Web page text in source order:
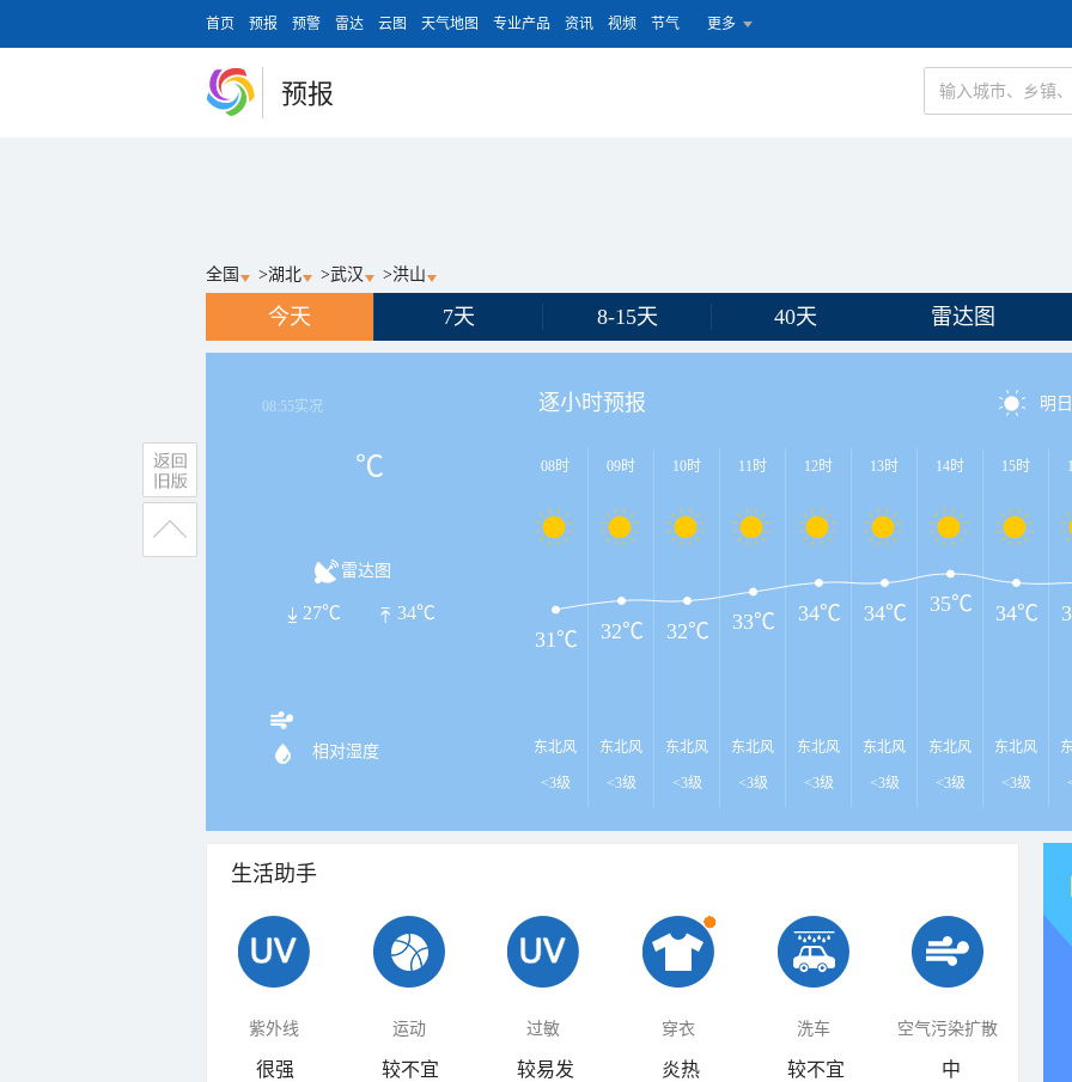
首页 预报 预警 雷达 云图 天气地图 专业产品 资讯 视频 节气 更多
预报
全国 >湖北 >武汉 >洪山
今天 7天 8-15天 40天 雷达图
08:55实况
℃
雷达图
34℃
27℃
相对湿度
逐小时预报 明
08时
东北风
<3级
09时
东北风
<3级
10时
东北风
<3级
11时
东北风
<3级
12时
东北风
<3级
13时
东北风
<3级
14时
东北风
<3级
15时
东北风
<3级
31℃ 32℃ 32℃ 33℃ 34℃ 34℃ 35℃ 34℃
生活助手
紫外线 运动 过敏 穿衣 洗车 空气污染扩散
很强 较不宜 较易发 炎热 较不宜 中